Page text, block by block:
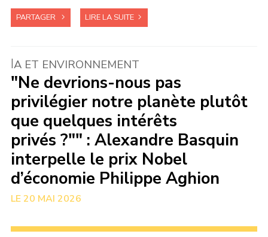
PARTAGER LIRE LA SUITE
IA ET ENVIRONNEMENT
"Ne devrions-nous pas
privilégier notre planète plutôt
que quelques intérêts
privés ?"" : Alexandre Basquin
interpelle le prix Nobel
d’économie Philippe Aghion
20 MAI 2026